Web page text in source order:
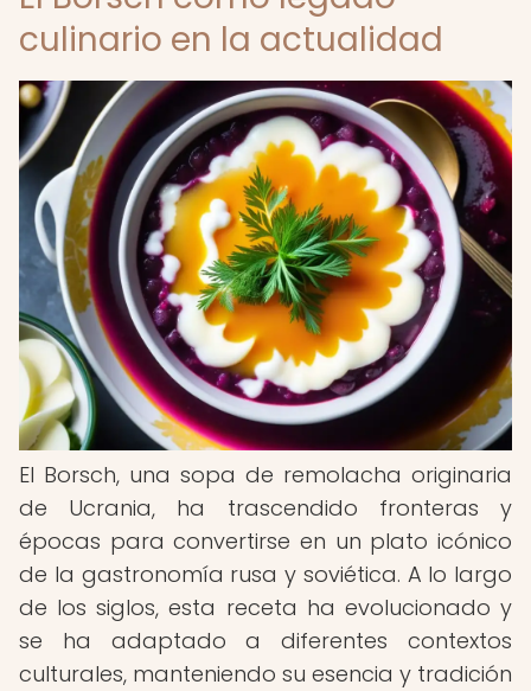
culinario en la actualidad
El Borsch, una sopa de remolacha originaria
de Ucrania, ha trascendido fronteras y
épocas para convertirse en un plato icónico
de la gastronomía rusa y soviética. A lo largo
de los siglos, esta receta ha evolucionado y
se ha adaptado a diferentes contextos
culturales, manteniendo su esencia y tradición